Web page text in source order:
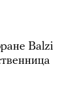
Balzi